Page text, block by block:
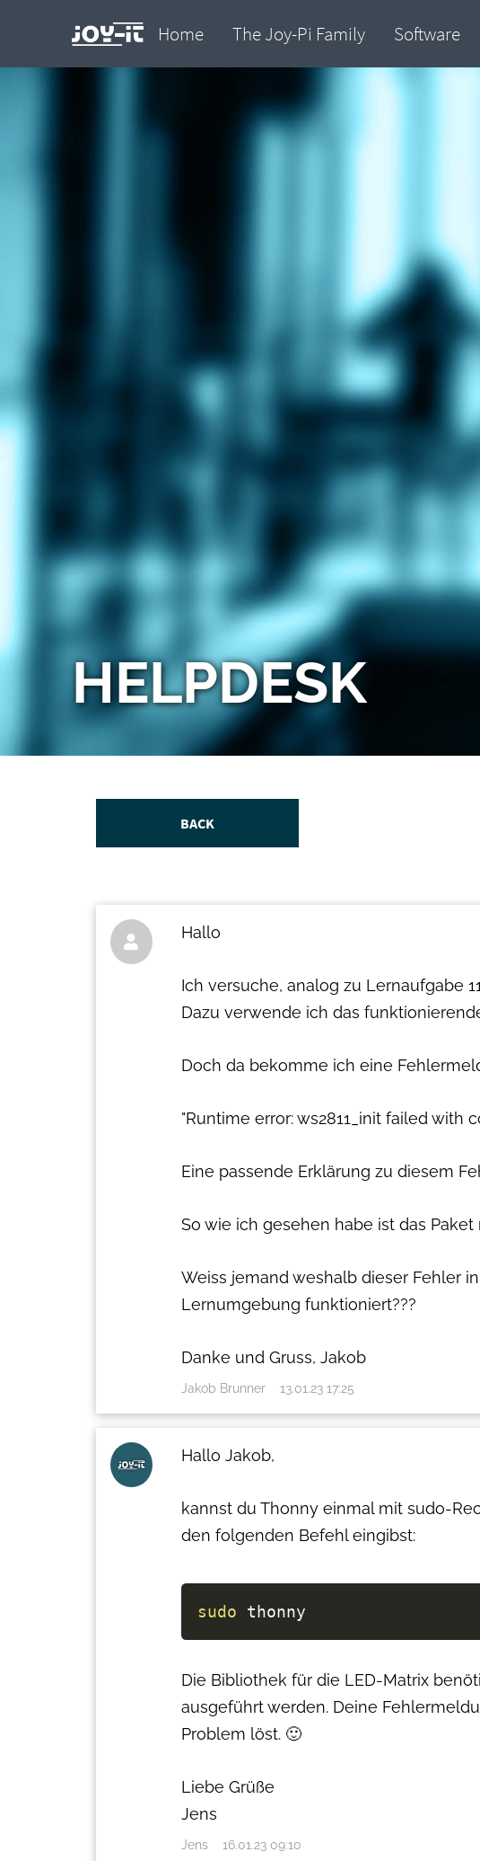
HELPDESK
BACK
 Hallo
Ich versuche, analog zu Lernaufgabe
Dazu verwende ich das
Doch da bekomme ich eine
"Runtime error: ws2811_init failed with
Eine passende Erklärung zu diesem
So wie ich gesehen habe ist das Paket
Weiss jemand weshalb dieser Fehler
Lernumgebung funktioniert???
Danke und Gruss, Jakob
Jakob Brunner 13.01.23 17:25
Hallo Jakob,
kannst du Thonny einmal mit sudo-
den folgenden Befehl eingibst:
sudo thonny
Die Bibliothek für die LED-Matrix
ausgeführt werden. Deine
Problem löst. 🙂
Liebe Grüße
Jens
Jens 16.01.23 09:10
Home The Joy-Pi Family Software